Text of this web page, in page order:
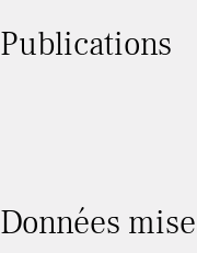
Publications
Données